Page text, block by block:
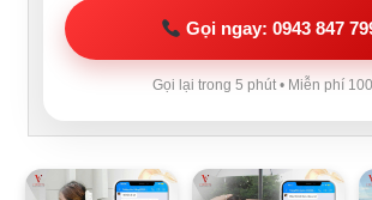
Gọi ngay: 0943 847
Gọi lại trong 5 phút • Miễn phí